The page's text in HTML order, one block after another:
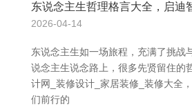
东说念主生哲理格言大全，启迪
2026-04-14
东说念主生如一场旅程，充满了挑战
说念主生说念路上，很多先贤留住的
计网_装修设计_家居装修_装修大全
们前行的